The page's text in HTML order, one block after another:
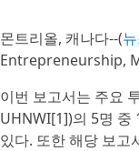
몬트리올, 캐나다--(
Entrepreneurship,
이번 보고서는 주요
UHNWI[1])의 5명 중
있다. 또한 해당 보고